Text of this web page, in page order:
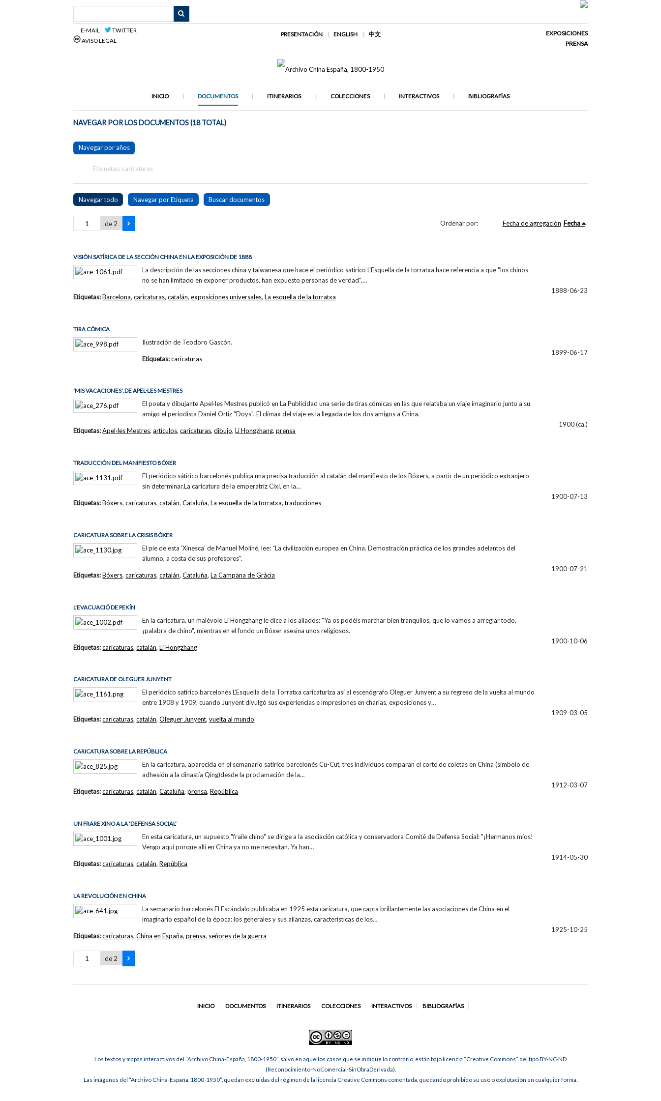
E-MAIL
TWITTER
AVISO LEGAL
PRESENTACIÓN ENGLISH 中文
EXPOSICIONES
PRENSA
INICIO DOCUMENTOS ITINERARIOS COLECCIONES INTERACTIVOS BIBLIOGRAFÍAS
NAVEGAR POR LOS DOCUMENTOS (18 TOTAL)
Navegar por años
Etiquetas: caricaturas
Navegar todo Navegar por Etiqueta Buscar documentos
de 2 Ordenar por: Fecha de agregación Fecha
VISIÓN SATÍRICA DE LA SECCIÓN CHINA EN LA EXPOSICIÓN DE 1888
La descripción de las secciones china y taiwanesa que hace el periódico satírico L'Esquella de la torratxa hace referencia a que "los chinos
no se han limitado en exponer productos, han expuesto personas de verdad",…
1888-06-23
Etiquetas:Barcelona,caricaturas,catalán,exposiciones universales,La esquella de la torratxa
TIRA CÓMICA
Ilustración de Teodoro Gascón.
1899-06-17
Etiquetas:caricaturas
'MIS VACACIONES', DE APEL·LES MESTRES
El poeta y dibujante Apel·les Mestres publicó en La Publicidad una serie de tiras cómicas en las que relataba un viaje imaginario junto a su
amigo el periodista Daniel Ortiz "Doys". El clímax del viaje es la llegada de los dos amigos a China.
1900 (ca.)
Etiquetas:Apel·les Mestres,artículos,caricaturas,dibujo,Li Hongzhang,prensa
TRADUCCIÓN DEL MANIFIESTO BÓXER
El periódico sátirico barcelonés publica una precisa traducción al catalán del manifiesto de los Bóxers, a partir de un periódico extranjero
sin determinar.La caricatura de la emperatriz Cixi, en la…
1900-07-13
Etiquetas:Bóxers,caricaturas,catalán,Cataluña,La esquella de la torratxa,traducciones
CARICATURA SOBRE LA CRISIS BÓXER
El pie de esta 'Xinesca' de Manuel Moliné, lee: "La civilización europea en China. Demostración práctica de los grandes adelantos del
alumno, a costa de sus profesores".
1900-07-21
Etiquetas:Bóxers,caricaturas,catalán,Cataluña,La Campana de Gràcia
L'EVACUACIÓ DE PEKÍN
En la caricatura, un malévolo Li Hongzhang le dice a los aliados: "Ya os podéis marchar bien tranquilos, que lo vamos a arreglar todo,
¡palabra de chino", mientras en el fondo un Bóxer asesina unos religiosos.
1900-10-06
Etiquetas:caricaturas,catalán,Li Hongzhang
CARICATURA DE OLEGUER JUNYENT
El periódico satírico barcelonés L'Esquella de la Torratxa caricaturiza así al escenógrafo Oleguer Junyent a su regreso de la vuelta al mundo
entre 1908 y 1909, cuando Junyent divulgó sus experiencias e impresiones en charlas, exposiciones y…
1909-03-05
Etiquetas:caricaturas,catalán,Oleguer Junyent,vuelta al mundo
CARICATURA SOBRE LA REPÚBLICA
En la caricatura, aparecida en el semanario satírico barcelonés Cu-Cut, tres individuos comparan el corte de coletas en China (símbolo de
adhesión a la dinastía Qing)desde la proclamación de la…
1912-03-07
Etiquetas:caricaturas,catalán,Cataluña,prensa,República
UN FRARE XINO A LA 'DEFENSA SOCIAL'
En esta caricatura, un supuesto "fraile chino" se dirige a la asociación católica y conservadora Comité de Defensa Social: "¡Hermanos míos!
Vengo aquí porque allí en China ya no me necesitan. Ya han…
1914-05-30
Etiquetas:caricaturas,catalán,República
LA REVOLUCIÓN EN CHINA
La semanario barcelonés El Escándalo publicaba en 1925 esta caricatura, que capta brillantemente las asociaciones de China en el
imaginario español de la época: los generales y sus alianzas, características de los…
1925-10-25
Etiquetas:caricaturas,China en España,prensa, señores de la guerra
de 2
INICIO DOCUMENTOS ITINERARIOS COLECCIONES INTERACTIVOS BIBLIOGRAFÍAS
Los textos y mapas interactivos del “Archivo China-España, 1800-1950”, salvo en aquellos casos que se indique lo contrario, están bajo licencia “Creative Commons” del tipo BY-NC-ND
(Reconocimiento-NoComercial-SinObraDerivada).
Las imágenes del “Archivo China-España, 1800-1950”, quedan excluidas del régimen de la licencia Creative Commons comentada, quedando prohibido su uso o explotación en cualquier forma.